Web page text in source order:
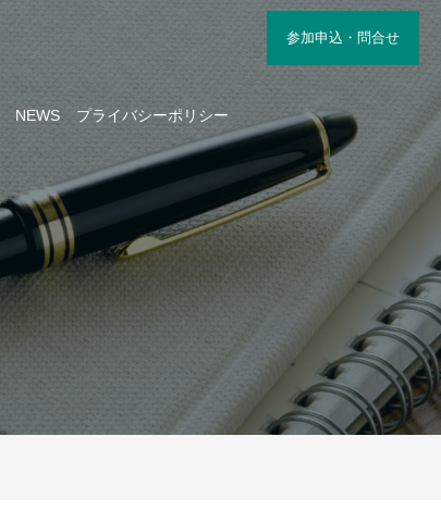
NEWS プライバシーポリシー
参加申込・問合せ